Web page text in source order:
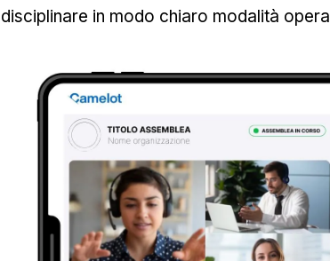
disciplinare in modo chiaro modalità